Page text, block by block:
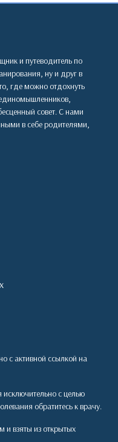
и путеводитель по
ну и друг в
где можно отдохнуть
совет. С нами
в себе родителями,
с активной ссылкой на
с целью
обратитесь к врачу.
и взяты из открытых